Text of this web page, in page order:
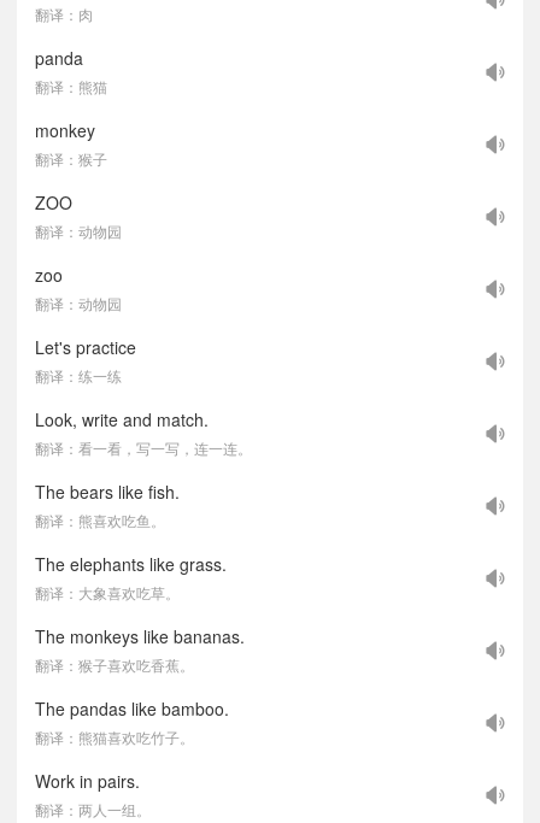
翻译：肉
panda
翻译：熊猫
monkey
翻译：猴子
ZOO
翻译：动物园
zoo
翻译：动物园
Let's practice
翻译：练一练
Look, write and match.
翻译：看一看，写一写，连一连。
The bears like fish.
翻译：熊喜欢吃鱼。
The elephants like grass.
翻译：大象喜欢吃草。
The monkeys like bananas.
翻译：猴子喜欢吃香蕉。
The pandas like bamboo.
翻译：熊猫喜欢吃竹子。
Work in pairs.
翻译：两人一组。